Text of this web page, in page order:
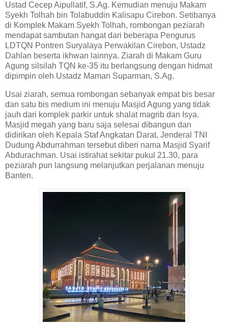
Ustad Cecep Aipullatif, S.Ag. Kemudian menuju Makam
Syekh Tolhah bin Tolabuddin Kalisapu Cirebon. Setibanya
di Komplek Makam Syekh Tolhah, rombongan peziarah
mendapat sambutan hangat dari beberapa Pengurus
LDTQN Pontren Suryalaya Perwakilan Cirebon, Ustadz
Dahlan beserta ikhwan lainnya. Ziarah di Makam Guru
Agung silsilah TQN ke-35 itu berlangsung dengan hidmat
dipimpin oleh Ustadz Maman Suparman, S.Ag.
Usai ziarah, semua rombongan sebanyak empat bis besar
dan satu bis medium ini menuju Masjid Agung yang tidak
jauh dari komplek parkir untuk shalat magrib dan Isya.
Masjid megah yang baru saja selesai dibangun dan
didirikan oleh Kepala Staf Angkatan Darat, Jenderal TNI
Dudung Abdurrahman tersebut diberi nama Masjid Syarif
Abdurachman. Usai istirahat sekitar pukul 21.30, para
peziarah pun langsung melanjutkan perjalanan menuju
Banten.